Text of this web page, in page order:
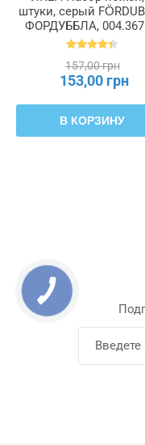
штуки, серый
ФОРДУББЛА,
157,00 грн
153,00 грн
В КОРЗИНУ